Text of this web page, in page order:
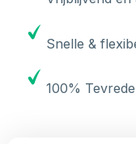
Snelle &
100%